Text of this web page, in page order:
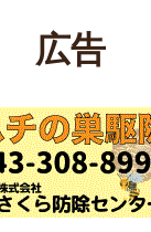
広告